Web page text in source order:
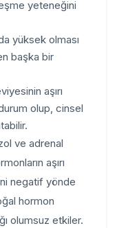
yeteneğini
yüksek olması
başka bir
aşırı
olup, cinsel
ve adrenal
aşırı
negatif yönde
hormon
olumsuz etkiler.